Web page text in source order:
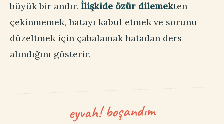
büyük bir andır. İlişkide özür dilemekten
çekinmemek, hatayı kabul etmek ve sorunu
düzeltmek için çabalamak hatadan ders
alındığını gösterir.